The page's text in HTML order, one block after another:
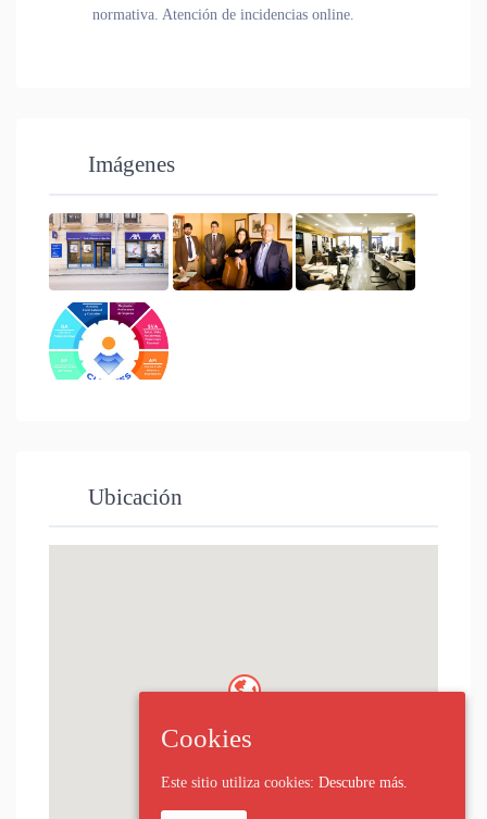
normativa. Atención de incidencias online.
Imágenes
Ubicación
Cookies
Este sitio utiliza cookies: Descubre más.